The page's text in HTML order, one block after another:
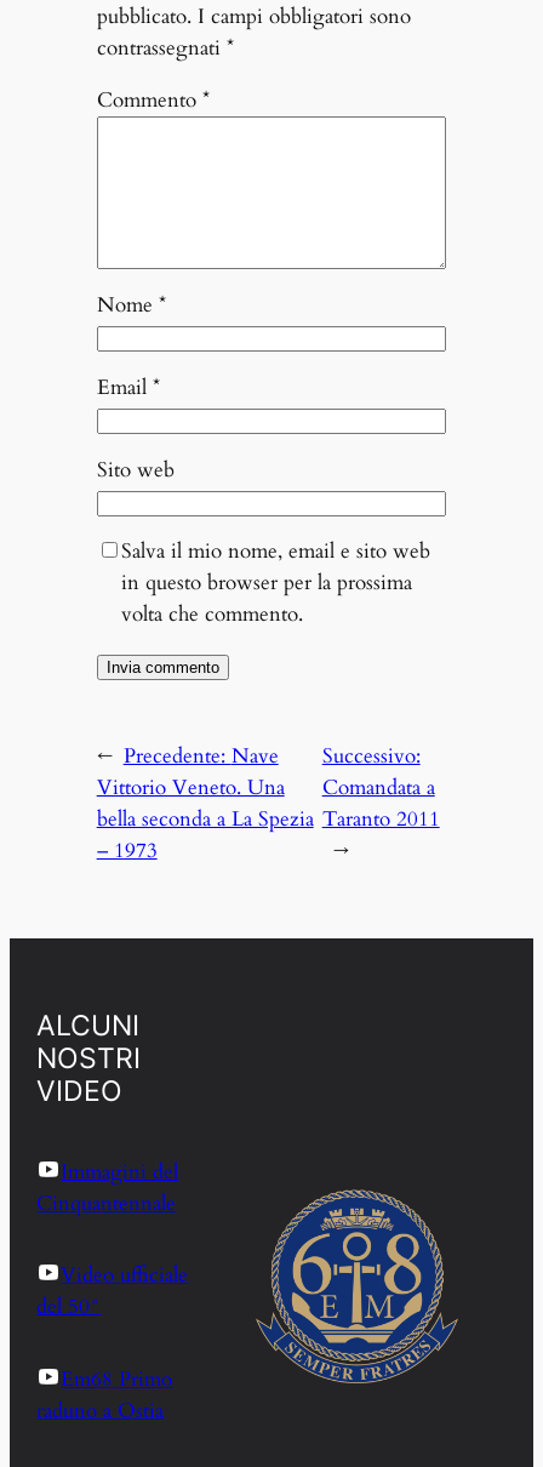
pubblicato. I campi obbligatori sono
contrassegnati *
Commento *
Nome *
Email *
Sito web
Salva il mio nome, email e sito web
in questo browser per la prossima
volta che commento.
← Precedente: Nave
Vittorio Veneto. Una
bella seconda a La Spezia
– 1973
Successivo:
Comandata a
Taranto 2011
→
ALCUNI
NOSTRI
VIDEO
Immagini del
Cinquantennale
Video ufficiale
del 50°
Em68 Primo
raduno a Ostia